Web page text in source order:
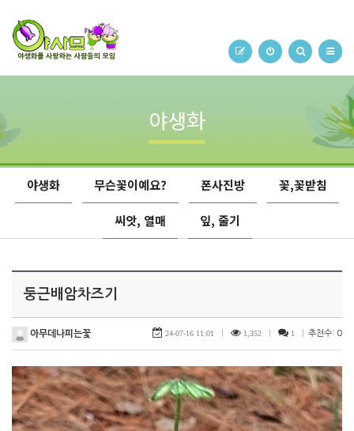
야생화
야생화 무슨꽃이예요? 폰사진방 꽃,꽃받침
씨앗, 열매 잎, 줄기
둥근배암차즈기
아무데나피는꽃 24-07-16 11:01 1,352 1 추천수: 0